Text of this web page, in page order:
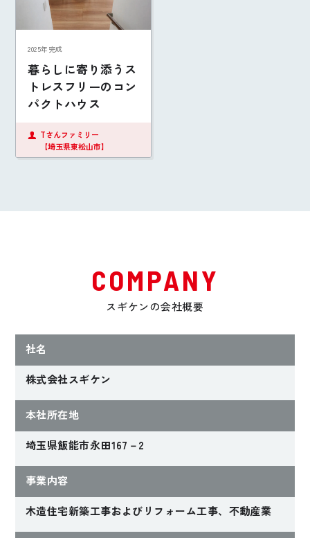
2025年完成
暮らしに寄り添うス
トレスフリーのコン
パクトハウス
Tさんファミリー
【埼玉県東松山市】
COMPANY
スギケンの会社概要
社名
株式会社スギケン
本社所在地
埼玉県飯能市永田167－2
事業内容
木造住宅新築工事およびリフォーム工事、不動産業